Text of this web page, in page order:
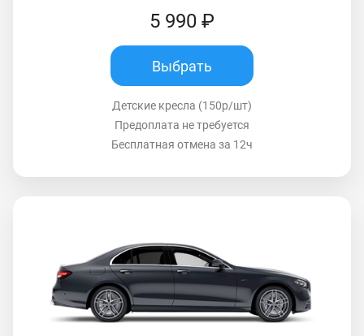
5 990 ₽
Выбрать
Детские кресла (150р/шт)
Предоплата не требуется
Бесплатная отмена за 12ч